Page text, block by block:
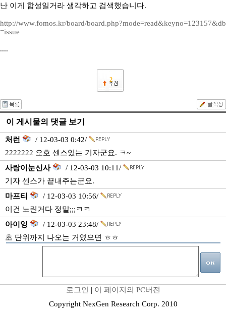
난 이게 합성일거라 생각하고 검색했습니다.
http://www.fomos.kr/board/board.php?mode=read&keyno=123157&db
=issue
....
2
이 게시물의 댓글 보기
처런
/ 12-03-03 0:42/
2222222 오호 센스있는 기자군요. ㅋ~
사랑이눈신사
/ 12-03-03 10:11/
기자 센스가 끝내주는군요.
마프티
/ 12-03-03 10:56/
이건 노린거다 정말;;;ㅋㅋ
아이잉
/ 12-03-03 23:48/
초 단위까지 나오는 거였으면 ㅎㅎ
로그인 | 이 페이지의 PC버전
Copyright NexGen Research Corp. 2010